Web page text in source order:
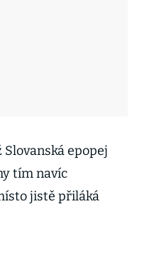
epopej
tím navíc
jistě přiláká